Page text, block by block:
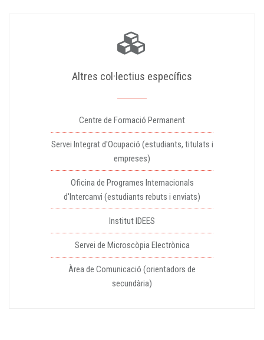
Altres col·lectius específics
Centre de Formació Permanent
Servei Integrat d'Ocupació (estudiants, titulats i
empreses)
Oficina de Programes Internacionals
d'Intercanvi (estudiants rebuts i enviats)
Institut IDEES
Servei de Microscòpia Electrònica
Àrea de Comunicació (orientadors de
secundària)